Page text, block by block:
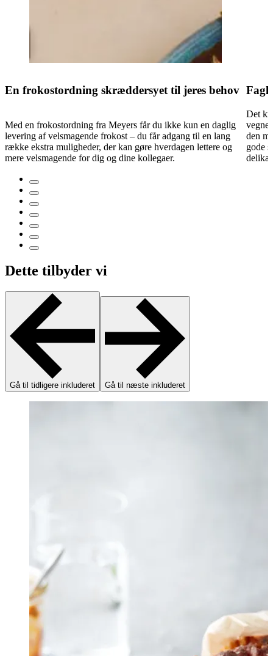
En frokostordning skræddersyet til jeres behov
Med en frokostordning fra Meyers får du ikke kun en daglig
levering af velsmagende frokost – du får adgang til en lang
række ekstra muligheder, der kan gøre hverdagen lettere og
mere velsmagende for dig og dine kollegaer.
Det
den
gode
Dette tilbyder vi
Gå til tidligere inkluderet Gå til næste inkluderet